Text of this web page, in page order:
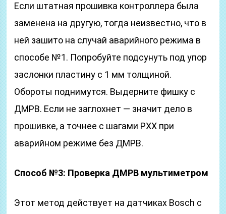
Если штатная прошивка контроллера была
заменена на другую, тогда неизвестно, что в
ней зашито на случай аварийного режима в
способе №1. Попробуйте подсунуть под упор
заслонки пластину с 1 мм толщиной.
Обороты поднимутся. Выдерните фишку с
ДМРВ. Если не заглохнет — значит дело в
прошивке, а точнее с шагами РХХ при
аварийном режиме без ДМРВ.
Способ №3: Проверка ДМРВ мультиметром
Этот метод действует на датчиках Bosch с